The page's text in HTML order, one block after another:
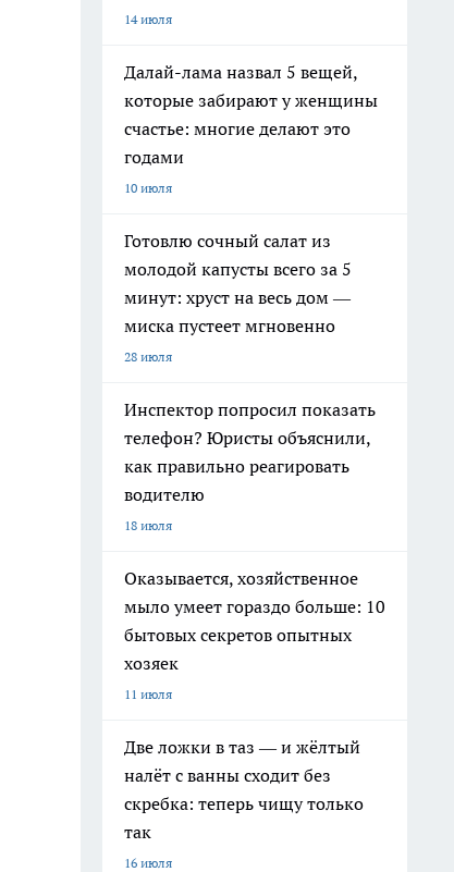
14 июля
Далай-лама назвал 5 вещей,
которые забирают у женщины
счастье: многие делают это
годами
10 июля
Готовлю сочный салат из
молодой капусты всего за 5
минут: хруст на весь дом —
миска пустеет мгновенно
28 июля
Инспектор попросил показать
телефон? Юристы объяснили,
как правильно реагировать
водителю
18 июля
Оказывается, хозяйственное
мыло умеет гораздо больше: 10
бытовых секретов опытных
хозяек
11 июля
Две ложки в таз — и жёлтый
налёт с ванны сходит без
скребка: теперь чищу только
так
16 июля